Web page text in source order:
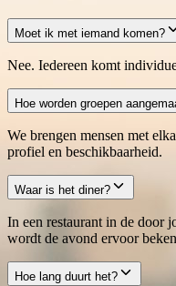
Moet ik met iemand komen?
Nee. Iedereen komt
Hoe worden groepen
We brengen mensen met
profiel en beschikbaarheid.
Waar is het diner?
In een restaurant in de door
wordt de avond ervoor
Hoe lang duurt het?